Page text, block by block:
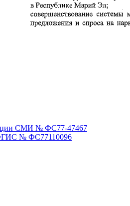
СМИ № ФС77-47467
№ ФС77110096